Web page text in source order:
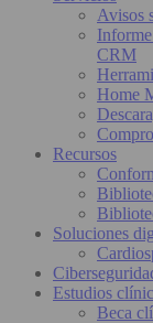
Avisos
CRM
Home
Recursos
Soluciones
Estudios
Beca